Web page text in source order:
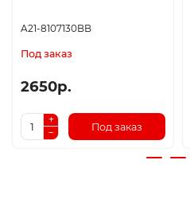
A21-8107130BB
Под заказ
2650р.
Под заказ